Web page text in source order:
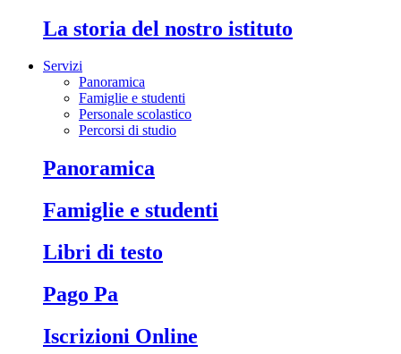
La storia del nostro istituto
Servizi
Panoramica
Famiglie e studenti
Personale scolastico
Percorsi di studio
Panoramica
Famiglie e studenti
Libri di testo
Pago Pa
Iscrizioni Online